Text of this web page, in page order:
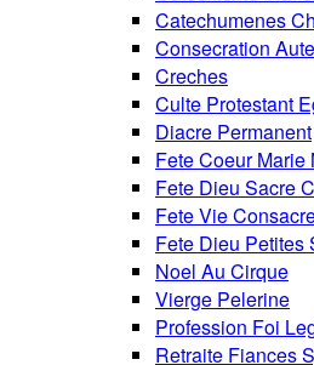
Catechumenes
Consecration
Creches
Culte Protestant
Diacre Permanent
Fete Coeur
Fete Dieu Sacre
Fete Vie
Fete Dieu Petites
Noel Au Cirque
Vierge Pelerine
Profession Foi
Retraite Fiances